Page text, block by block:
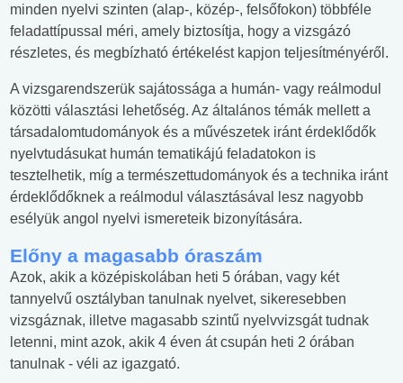
minden nyelvi szinten (alap-, közép-, felsőfokon) többféle
feladattípussal méri, amely biztosítja, hogy a vizsgázó
részletes, és megbízható értékelést kapjon teljesítményéről.
A vizsgarendszerük sajátossága a humán- vagy reálmodul
közötti választási lehetőség. Az általános témák mellett a
társadalomtudományok és a művészetek iránt érdeklődők
nyelvtudásukat humán tematikájú feladatokon is
tesztelhetik, míg a természettudományok és a technika iránt
érdeklődőknek a reálmodul választásával lesz nagyobb
esélyük angol nyelvi ismereteik bizonyítására.
Előny a magasabb óraszám
Azok, akik a középiskolában heti 5 órában, vagy két
tannyelvű osztályban tanulnak nyelvet, sikeresebben
vizsgáznak, illetve magasabb szintű nyelvvizsgát tudnak
letenni, mint azok, akik 4 éven át csupán heti 2 órában
tanulnak - véli az igazgató.